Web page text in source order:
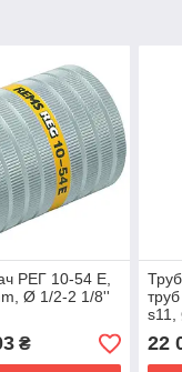
РЕГ 10-54 E,
Ø 1/2-2 1/8''
₴ 22